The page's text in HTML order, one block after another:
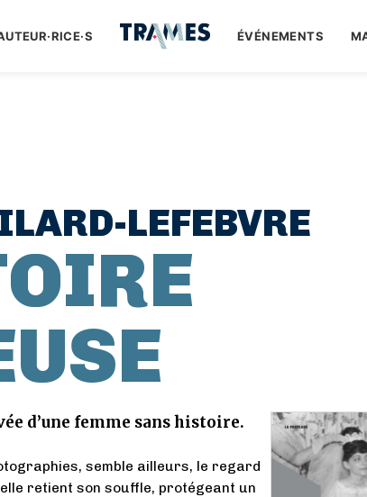
ÉVÉNEMENTS
LEFEBVRE
d’une femme sans histoire.
semble ailleurs, le regard
retient son souffle, protégeant un